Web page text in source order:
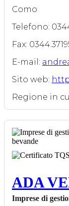
Como
Telefono:
Fax:
E-mail:
Sito web:
Regione in
ADA
Imprese di